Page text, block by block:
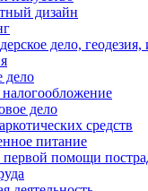
дизайн
дело,
дело
дело
средств
питание
первой помощи